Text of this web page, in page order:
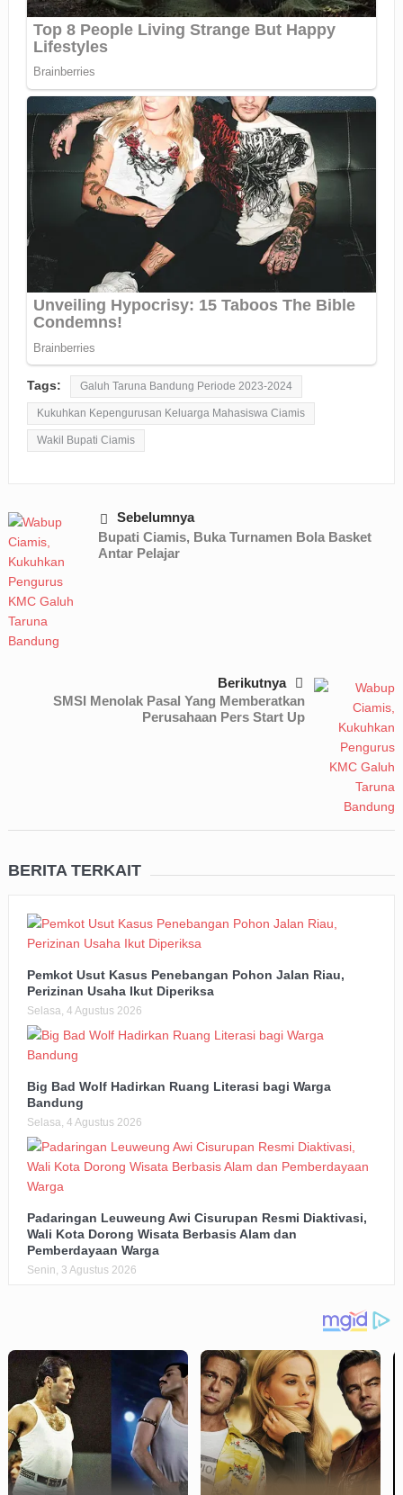
Tags: Galuh Taruna Bandung Periode 2023-2024
Kukuhkan Kepengurusan Keluarga Mahasiswa Ciamis
Wakil Bupati Ciamis
Sebelumnya
Bupati Ciamis, Buka Turnamen Bola Basket
Antar Pelajar
Berikutnya
SMSI Menolak Pasal Yang Memberatkan
Perusahaan Pers Start Up
BERITA TERKAIT
Pemkot Usut Kasus Penebangan Pohon Jalan Riau,
Perizinan Usaha Ikut Diperiksa
Selasa, 4 Agustus 2026
Big Bad Wolf Hadirkan Ruang Literasi bagi Warga
Bandung
Selasa, 4 Agustus 2026
Padaringan Leuweung Awi Cisurupan Resmi Diaktivasi,
Wali Kota Dorong Wisata Berbasis Alam dan
Pemberdayaan Warga
Senin, 3 Agustus 2026